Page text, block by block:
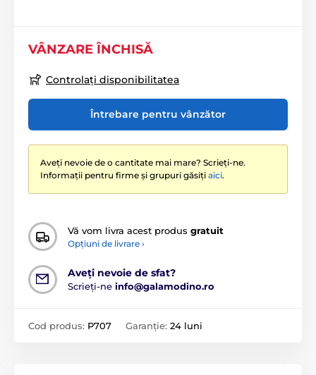
VÂNZARE ÎNCHISĂ
Controlați disponibilitatea
Întrebare pentru vânzător
Aveți nevoie de o cantitate mai mare? Scrieți-ne.
Informații pentru firme și grupuri găsiți aici.
Vă vom livra acest produs gratuit
Opțiuni de livrare ›
Aveți nevoie de sfat?
Scrieți-ne info@galamodino.ro
Cod produs: P707 Garanție: 24 luni